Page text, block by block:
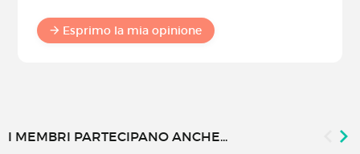
Esprimo la mia opinione
I MEMBRI PARTECIPANO ANCHE...